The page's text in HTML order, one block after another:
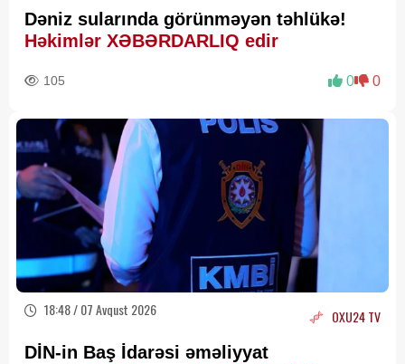
Dəniz sularında görünməyən təhlükə!
Həkimlər XƏBƏRDARLIQ edir
105 0 0
18:48 / 07 Avqust 2026 OXU24 TV
DİN-in Baş İdarəsi əməliyyat